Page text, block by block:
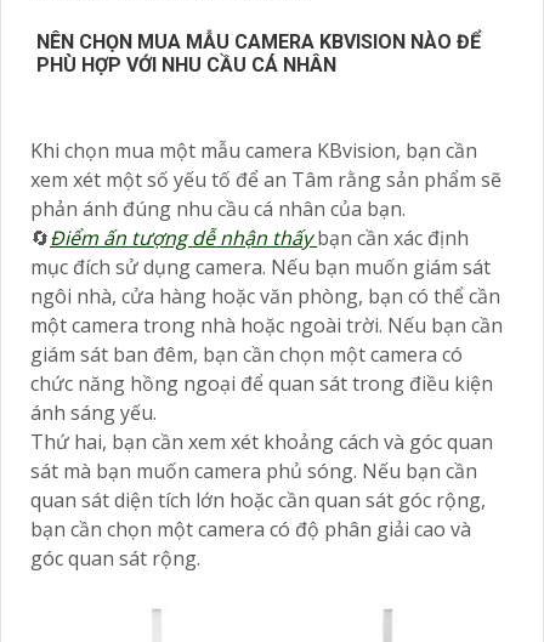
NÊN CHỌN MUA MẪU CAMERA KBVISION NÀO ĐỂ
PHÙ HỢP VỚI NHU CẦU CÁ NHÂN
Khi chọn mua một mẫu camera KBvision, bạn cần
xem xét một số yếu tố để an Tâm rằng sản phẩm sẽ
phản ánh đúng nhu cầu cá nhân của bạn.
🔄Điểm ấn tượng dễ nhận thấybạn cần xác định
mục đích sử dụng camera. Nếu bạn muốn giám sát
ngôi nhà, cửa hàng hoặc văn phòng, bạn có thể cần
một camera trong nhà hoặc ngoài trời. Nếu bạn cần
giám sát ban đêm, bạn cần chọn một camera có
chức năng hồng ngoại để quan sát trong điều kiện
ánh sáng yếu.
Thứ hai, bạn cần xem xét khoảng cách và góc quan
sát mà bạn muốn camera phủ sóng. Nếu bạn cần
quan sát diện tích lớn hoặc cần quan sát góc rộng,
bạn cần chọn một camera có độ phân giải cao và
góc quan sát rộng.